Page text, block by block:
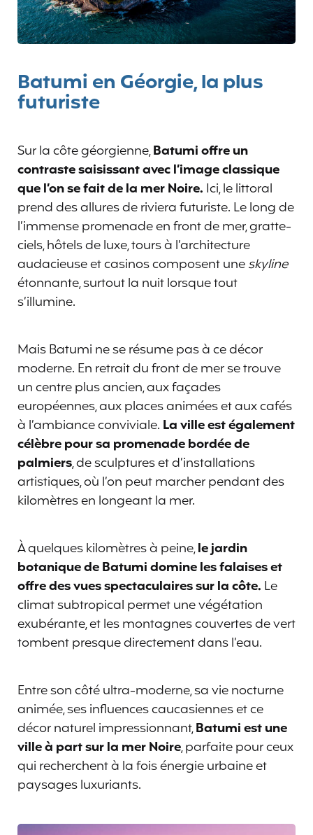
Batumi en Géorgie, la plus
futuriste
Sur la côte géorgienne,Batumi offre un
contraste saisissant avec l’image classique
que l’on se fait de la mer Noire. Ici, le littoral
prend des allures de riviera futuriste. Le long de
l’immense promenade en front de mer, gratte-
ciels, hôtels de luxe, tours à l’architecture
audacieuse et casinos composent uneskyline
étonnante, surtout la nuit lorsque tout
s’illumine.
Mais Batumi ne se résume pas à ce décor
moderne. En retrait du front de mer se trouve
un centre plus ancien, aux façades
européennes, aux places animées et aux cafés
à l’ambiance conviviale. La ville est également
célèbre pour sa promenade bordée de
palmiers, de sculptures et d’installations
artistiques, où l’on peut marcher pendant des
kilomètres en longeant la mer.
À quelques kilomètres à peine,le jardin
botanique de Batumi domine les falaises et
offre des vues spectaculaires sur la côte. Le
climat subtropical permet une végétation
exubérante, et les montagnes couvertes de vert
tombent presque directement dans l’eau.
Entre son côté ultra-moderne, sa vie nocturne
animée, ses influences caucasiennes et ce
décor naturel impressionnant,Batumi est une
ville à part sur la mer Noire, parfaite pour ceux
qui recherchent à la fois énergie urbaine et
paysages luxuriants.